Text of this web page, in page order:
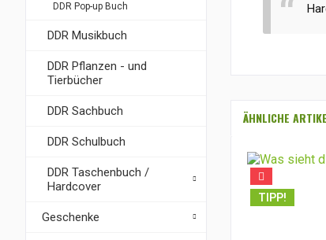
DDR Pop-up Buch
DDR Musikbuch
DDR Pflanzen - und
Tierbücher
DDR Sachbuch
DDR Schulbuch
DDR Taschenbuch /
Hardcover
Geschenke
ÄHNLICHE
TIPP!